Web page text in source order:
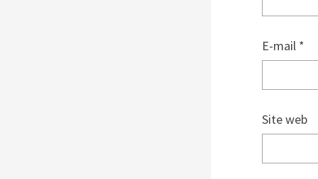
E-mail *
Site web